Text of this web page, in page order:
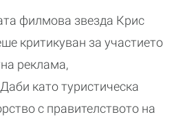
преподава
танци
филмова звезда Крис
критикуван за участието
реклама,
като туристическа
с правителството на